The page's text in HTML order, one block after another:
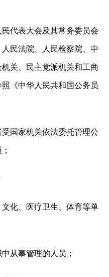
民代表大会及其常务委员会
民法院、人民检察院、中
关、民主党派机关和工商
《中华人民共和国公务员
受国家机关依法委托管理公
文化、医疗卫生、体育等单
从事管理的人员；